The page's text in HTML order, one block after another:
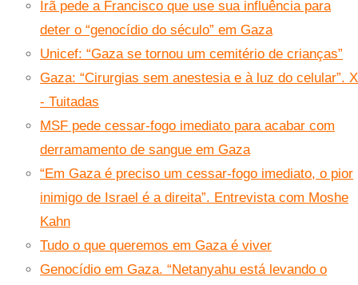
Irã pede a Francisco que use sua influência para
deter o “genocídio do século” em Gaza
Unicef: “Gaza se tornou um cemitério de crianças”
Gaza: “Cirurgias sem anestesia e à luz do celular”. X
- Tuitadas
MSF pede cessar-fogo imediato para acabar com
derramamento de sangue em Gaza
“Em Gaza é preciso um cessar-fogo imediato, o pior
inimigo de Israel é a direita”. Entrevista com Moshe
Kahn
Tudo o que queremos em Gaza é viver
Genocídio em Gaza. “Netanyahu está levando o